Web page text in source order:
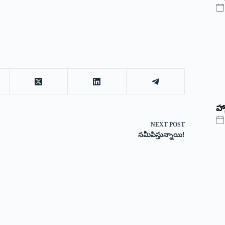
NEXTPOST
సమీపిస్తున్నాయి!